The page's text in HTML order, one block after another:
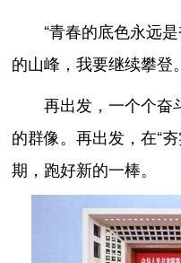
“青春的底色永远是
的山峰，我要继续攀登
再出发，一个个奋
的群像。再出发，在“
期，跑好新的一棒。